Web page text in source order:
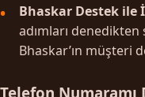
Bhaskar Destek ile
adımları
Bhaskar’ın müşteri
Telefon Numaramı